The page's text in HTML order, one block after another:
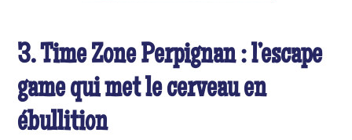
3. Time Zone Perpignan : l’escape
game qui met le cerveau en
ébullition